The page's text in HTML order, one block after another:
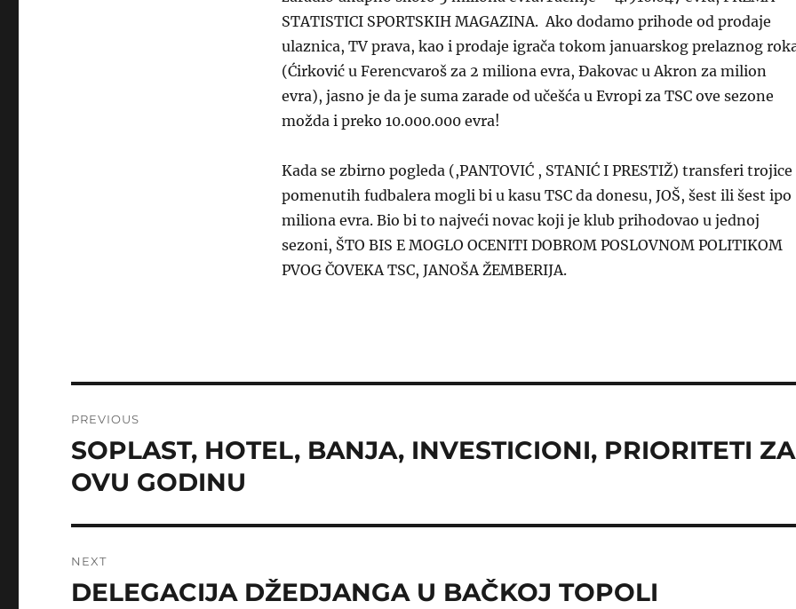
STATISTICI SPORTSKIH MAGAZINA. Ako dodamo prihode od prodaje
ulaznica, TV prava, kao i prodaje igrača tokom januarskog prelaznog
(Ćirković u Ferencvaroš za 2 miliona evra, Đakovac u Akron za milion
evra), jasno je da je suma zarade od učešća u Evropi za TSC ove sezone
možda i preko 10.000.000 evra!
Kada se zbirno pogleda (,PANTOVIĆ , STANIĆ I PRESTIŽ) transferi trojice
pomenutih fudbalera mogli bi u kasu TSC da donesu, JOŠ, šest ili šest ipo
miliona evra. Bio bi to najveći novac koji je klub prihodovao u jednoj
sezoni, ŠTO BIS E MOGLO OCENITI DOBROM POSLOVNOM POLITIKOM
PVOG ČOVEKA TSC, JANOŠA ŽEMBERIJA.
navigation
PREVIOUS
Previous
post:
SOPLAST, HOTEL, BANJA, INVESTICIONI, PRIORITETI ZA
OVU GODINU
NEXT
Next
DELEGACIJA DŽEDJANGA U BAČKOJ TOPOLI